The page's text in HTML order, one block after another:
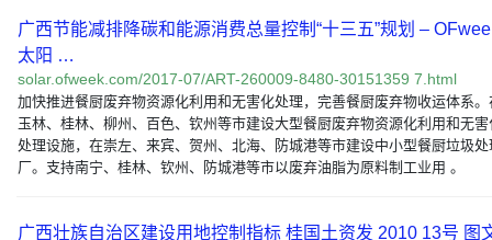
广西节能减排降碳和能源消费总量控制“十三五”规划 –
太阳 …
solar.ofweek.com/2017-07/ART-260009-8480-30151359 7.html
加快推进餐厨废弃物资源化利用和无害化处理，完善餐厨废弃物收运体系。
玉林、桂林、柳州、百色、钦州等市建设大型餐厨废弃物资源化利用和无害
处理设施，在崇左、来宾、贺州、北海、防城港等市建设中小型餐厨垃圾处
厂。支持南宁、桂林、钦州、防城港等市以废弃油脂为原料制工业用 。
广西壮族自治区建设用地控制指标 桂国土资发 2010 13号 图